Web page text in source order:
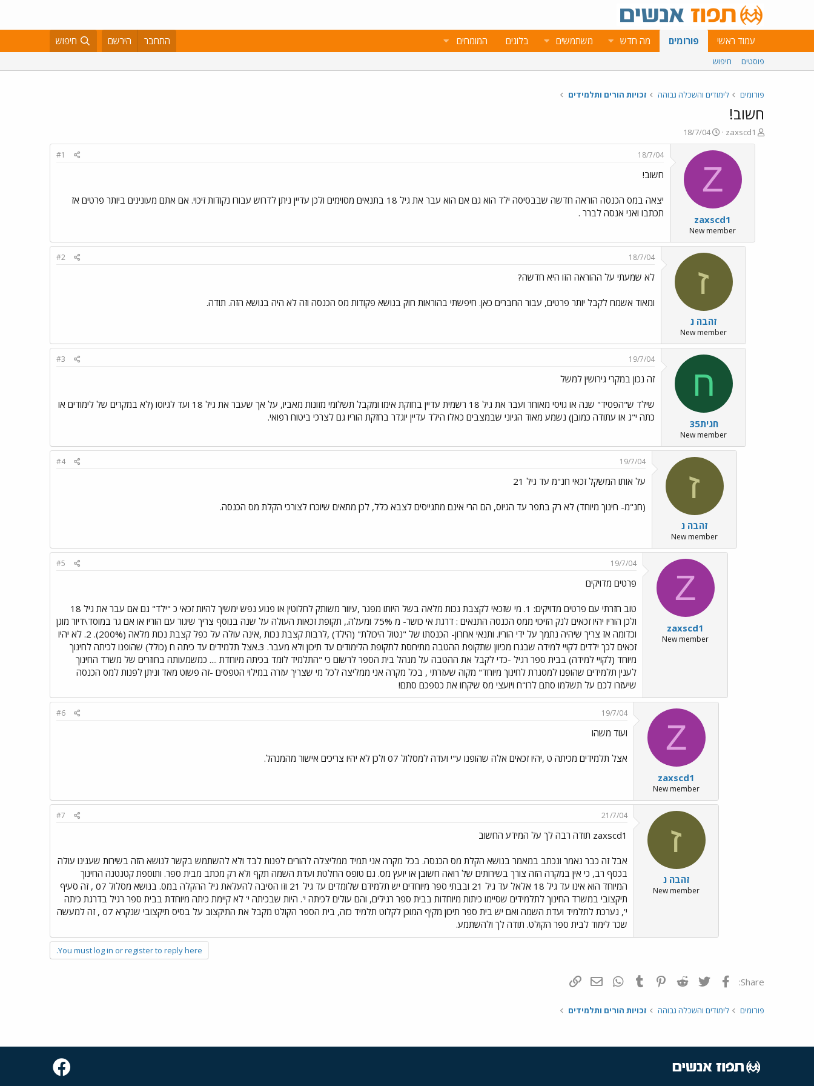
עמוד ראשי פורומים מה חדש משתמשים בלוגים המומחים התחבר הירשם חיפוש
פוסטים חיפוש
פורומים לימודים והשכלה גבוהה זכויות הורים ותלמידים
חשוב!
פ
ו
zaxscd1
פ
ו
ר
ב
א
ר
י
ך
18/7/04
Z
zaxscd1
New member
18/7/04
#1
חשוב!
יצאה במס הכנסה הוראה חדשה שבבסיסה ילד הוא גם אם הוא עבר את גיל 18 בתנאים מסוימים ולכן עדיין ניתן לדרוש עבורו נקודות זיכוי. אם אתם מעונינים ביותר פרטים אז
תכתבו ואני אנסה לברר .
ז
זהבה נ
New member
18/7/04
#2
לא שמעתי על ההוראה הזו היא חדשה?
ומאוד אשמח לקבל יותר פרטים, עבור החברים כאן. חיפשתי בהוראות חוק בנושא פקודות מס הכנסה וזה לא היה בנושא הזה. תודה.
ח
חגית35
New member
19/7/04
#3
זה נכון במקרי גירושין למשל
שילד ש"הפסיד" שנה או גויסי מאוחר ועבר את גיל 18 רשמית עדיין בחזקת אימו ומקבל תשלומי מזונות מאביו, על אך שעבר את גיל 18 ועד לגיוסו (לא במקרים של לימודים או
כתה י"ג או עתודה כמובן) נשמע מאוד הגיוני שבמצבים כאלו הילד עדיין יוגדר בחזקת הוריו גם לצרכי ביטוח רפואי.
ז
זהבה נ
New member
19/7/04
#4
על אותו המשקל זכאי חנ"מ עד גיל 21
(חנ"מ- חינוך מיוחד) לא רק בתפר עד הגיוס, הם הרי אינם מתגייסים לצבא כלל, לכן מתאים שיוכרו לצורכי הקלת מס הכנסה.
Z
zaxscd1
New member
19/7/04
#5
פרטים מדויקים
טוב חזרתי עם פרטים מדויקים: 1. מי שזכאי לקצבת נכות מלאה בשל היותו מפגר ,עיוור משותק לחלוטין או פגוע נפש ימשיך להיות זכאי כ "ילד" גם אם עבר את גיל 18
ולכן הוריו יהיו זכאים לנק הזיכוי ממס הכנסה התנאים : דרגת אי כושר- מ 75% ומעלה., תקופת זכאות העולה על שנה בנוסף צריך שיגור עם הוריו או אם גר במוסד\דיור מוגן
וכדומה אז צריך שיהיה נתמך על ידי הוריו. ותנאי אחרון- הכנסתו של "נטול היכולת" (הילד) ,לרבות קצבת נכות ,אינה עולה על כפל קצבת נכות מלאה (200%). 2. לא יהיו
זכאים לכך ילדים לקויי למידה שבגרו מכיוון שתקופת ההטבה מתיחסת לתקופת הלימודים עד תיכון ולא מעבר. 3.אצל תלמידים עד כיתה ח (כולל) שהופנו לכיתה לחינוך
מיוחד (לקויי למידה) בבית ספר רגיל -כדי לקבל את ההטבה על מנהל בית הספר לרשום כי "התלמיד לומד בכיתה מיוחדת .... כמשמעותה בחוזרים של משרד החינוך
לענין תלמידים שהופנו למסגרת לחינוך מיוחד" מקוה שעזרתי , בכל מקרה אני ממליצה לכל מי שצריך עזרה במילוי הטפסים -זה פשוט מאד וניתן לפנות למס הכנסה
שיעזרו לכם על תשלמו סתם לרו"ח ויועצי מס שיקחו את כספכם סתם!
Z
zaxscd1
New member
19/7/04
#6
ועוד משהו
אצל תלמידים מכיתה ט ,יהיו זכאים אלה שהופנו ע"י ועדה למסלול 07 ולכן לא יהיו צריכים אישור מהמנהל.
ז
זהבה נ
New member
21/7/04
#7
zaxscd1 תודה רבה לך על המידע החשוב
אבל זה כבר נאמר ונכתב במאמר בנושא הקלת מס הכנסה. בכל מקרה אני תמיד ממליצלה להורים לפנות לבד ולא להשתמש בקשר לנושא הזה בשירות שענינו עולה
בכסף רב, כי אין במקרה הזה צורך בשירותים של רואה חשובן או יועץ מס. גם טופס החלטת ועדת השמה תקף ולא רק מכתב מבית ספר. ותוספת קטנטנה החינוך
המיוחד הוא אינו עד גיל 18 אלאל עד גיל 21 ובבתי ספר מיוחדים יש תלמידם שלומדים עד גיל 21 וזו הסיבה להעלאת גיל ההקלה במס. בנושא מסלול 07 , זה סעיף
תיקצובי במשרד החינוך לתלמידים שסיימו כיתות מיוחדות בבית ספר רגילים, והם עולים לכיתה י'. היות שבכיתה י' לא קיימת כיתה מיוחדת בבית ספר רגיל בדרגת כיתה
י', נערכת לתלמיד ועדת השמה ואם יש בית ספר תיכון מקיף המוכן לקלוט תלמיד כזה, בית הספר הקולט מקבל את התיקצוב על בסיס תיקצובי שנקרא 07 , זה למעשה
שכר לימוד לבית ספר הקולט. תודה לך ולהשתמע.
You must log in or register to reply here.
Share: פייסבוק Twitter
Reddit
Pinterest
Tumblr
WhatsAppדואר אלקטרוני
פורומים לימודים והשכלה גבוהה זכויות הורים ותלמידים